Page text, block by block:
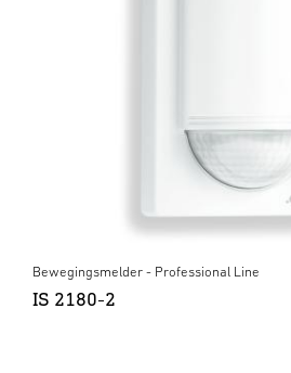
Bewegingsmelder - Professional Line
IS 2180-2